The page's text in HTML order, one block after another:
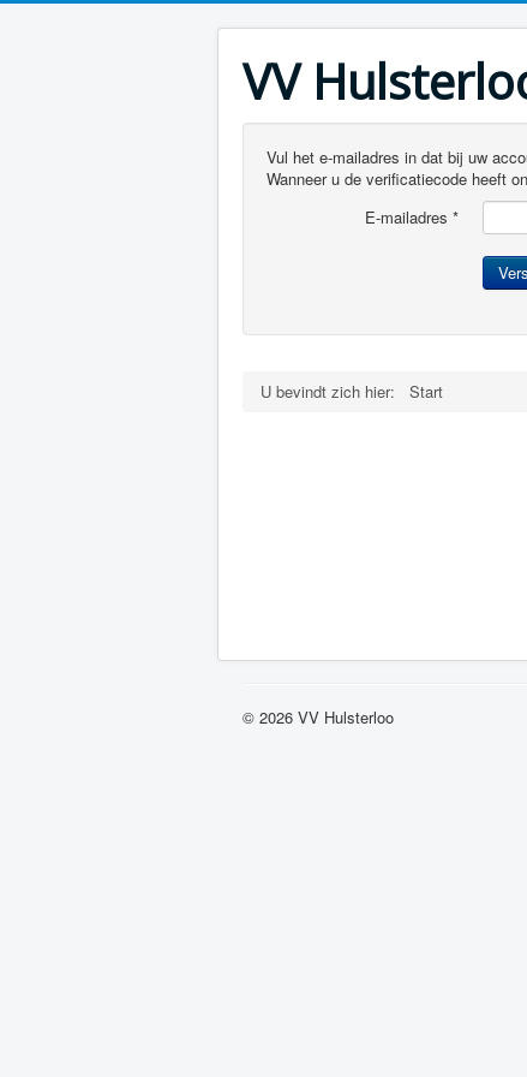
VV
Vul het e-mailadres in dat bij uw
Wanneer u de verificatiecode heeft
E-mailadres *
U bevindt zich hier: Start
© 2026 VV Hulsterloo